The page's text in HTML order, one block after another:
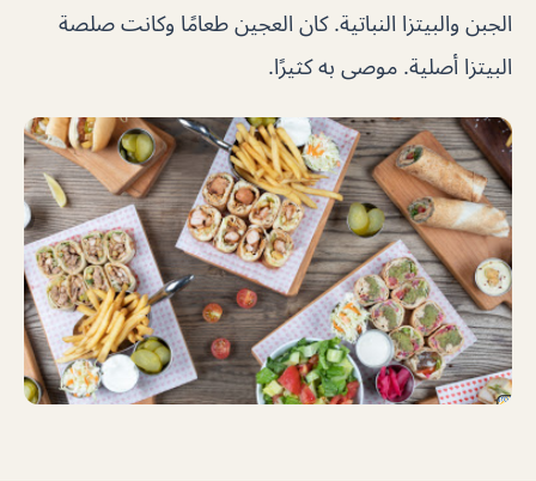
الجبن والبيتزا النباتية. كان العجين طعامًا وكانت صلصة
البيتزا أصلية. موصى به كثيرًا.